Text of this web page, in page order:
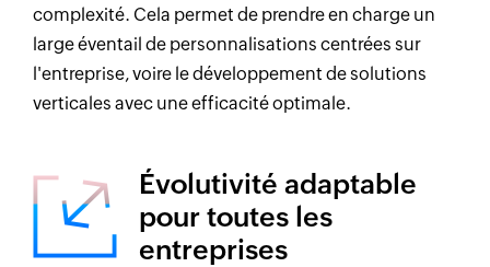
complexité. Cela permet de prendre en charge un
large éventail de personnalisations centrées sur
l'entreprise, voire le développement de solutions
verticales avec une efficacité optimale.
Évolutivité adaptable
pour toutes les
entreprises